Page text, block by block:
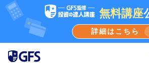
無料講座
詳細はこちら